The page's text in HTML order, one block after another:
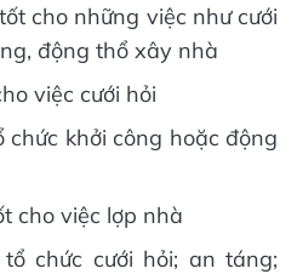
cho những việc như cưới
động thổ xây nhà
việc cưới hỏi
chức khởi công hoặc động
cho việc lợp nhà
chức cưới hỏi; an táng;